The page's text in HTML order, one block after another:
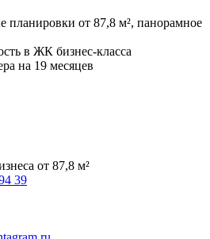
от 87,8 м², панорамное
в ЖК бизнес-класса
на 19 месяцев
от 87,8 м²
39